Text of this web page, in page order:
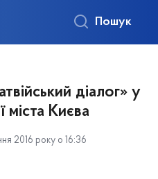
Пошук
діалог» у
міста Києва
2016 року о 16:36